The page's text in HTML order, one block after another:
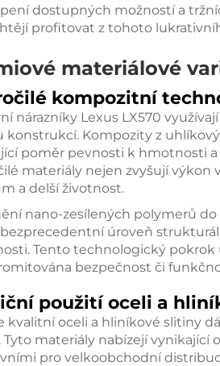
dostupných možností a
profitovat z tohoto
materiálové
kompozitní
nárazníky Lexus LX570
konstrukcí. Kompozity z
poměr pevnosti k hmotnosti a
materiály nejen zvyšují výkon
a delší životnost.
nano-zesílených polymerů
úroveň
Tento technologický pokrok
bezpečnost či
použití oceli a
kvalitní oceli a hliníkové slitiny
Tyto materiály nabízejí
pro velkoobchodní